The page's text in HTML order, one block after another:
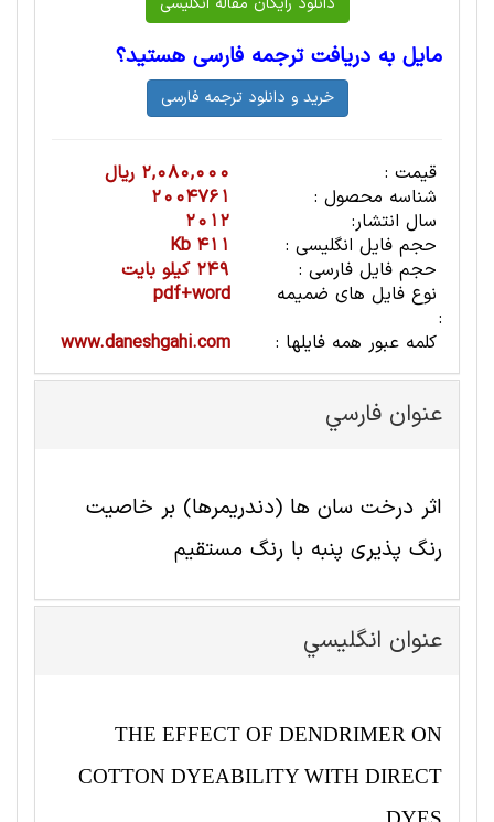
مایل به دریافت ترجمه فارسی هستید؟
قیمت :
2,080,000 ریال
شناسه محصول :
2004761
سال انتشار:
2012
حجم فایل انگلیسی :
411 Kb
حجم فایل فارسی :
249 کیلو بایت
نوع فایل های ضمیمه
:
pdf+word
کلمه عبور همه فایلها :
www.daneshgahi.com
عنوان فارسي
اثر درخت سان ها (دندریمرها) بر خاصیت
رنگ پذیری پنبه با رنگ مستقیم
عنوان انگليسي
THE EFFECT OF DENDRIMER ON
COTTON DYEABILITY WITH DIRECT